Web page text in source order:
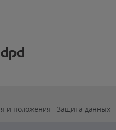
и положения Защита данных